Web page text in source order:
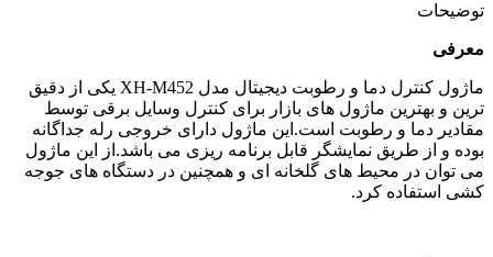
توضیحات
معرفی
ماژول کنترل دما و رطوبت دیجیتال مدل XH-M452 یکی از دقیق
ترین و بهترین ماژول های بازار برای کنترل وسایل برقی توسط
مقادیر دما و رطوبت است.این ماژول دارای خروجی رله جداگانه
بوده و از طریق نمایشگر قابل برنامه ریزی می باشد.از این ماژول
می توان در محیط های گلخانه ای و همچنین در دستگاه های جوجه
کشی استفاده کرد.